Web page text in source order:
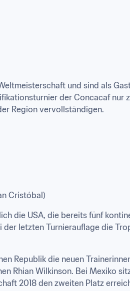
und sind als
der Concacaf nur
Region vervollständigen.
Cristóbal)
die USA, die bereits fünf
letzten Turnierauflage die
Republik die neuen
Rhian Wilkinson. Bei Mexiko
2018 den zweiten Platz